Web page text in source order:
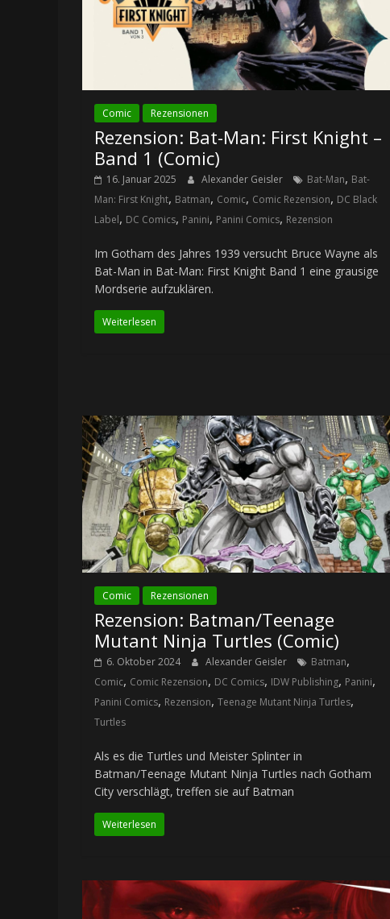
Comic Rezensionen
Rezension: Bat-Man: First Knight –
Band 1 (Comic)
16. Januar 2025 Alexander Geisler Bat-Man, Bat-
Man: First Knight, Batman, Comic, Comic Rezension, DC Black
Label, DC Comics, Panini, Panini Comics, Rezension
Im Gotham des Jahres 1939 versucht Bruce Wayne als
Bat-Man in Bat-Man: First Knight Band 1 eine grausige
Mordserie aufzuklären.
Weiterlesen
Comic Rezensionen
Rezension: Batman/Teenage
Mutant Ninja Turtles (Comic)
6. Oktober 2024 Alexander Geisler Batman,
Comic, Comic Rezension, DC Comics, IDW Publishing, Panini,
Panini Comics, Rezension, Teenage Mutant Ninja Turtles,
Turtles
Als es die Turtles und Meister Splinter in
Batman/Teenage Mutant Ninja Turtles nach Gotham
City verschlägt, treffen sie auf Batman
Weiterlesen